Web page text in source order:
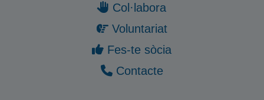
Col·labora
Voluntariat
Fes-te sòcia
Contacte